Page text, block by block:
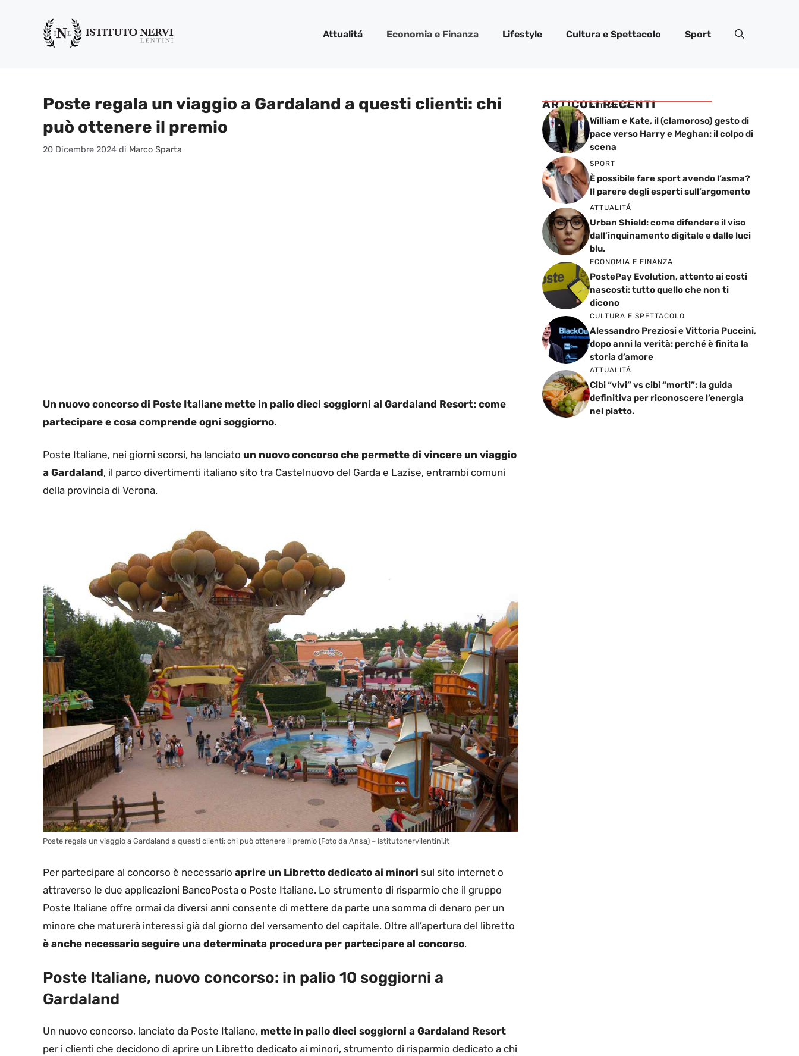
contenuto
Attualitá Economia e Finanza Lifestyle Cultura e Spettacolo Sport
Poste regala un viaggio a Gardaland a questi clienti: chi
può ottenere il premio
20 Dicembre 2024 di Marco Sparta
Un nuovo concorso di Poste Italiane mette in palio dieci soggiorni al Gardaland Resort: come
partecipare e cosa comprende ogni soggiorno.
Poste Italiane, nei giorni scorsi, ha lanciato un nuovo concorso che permette di vincere un viaggio
a Gardaland, il parco divertimenti italiano sito tra Castelnuovo del Garda e Lazise, entrambi comuni
della provincia di Verona.
Poste regala un viaggio a Gardaland a questi clienti: chi può ottenere il premio (Foto da Ansa) – Istitutonervilentini.it
Per partecipare al concorso è necessario aprire un Libretto dedicato ai minori sul sito internet o
attraverso le due applicazioni BancoPosta o Poste Italiane. Lo strumento di risparmio che il gruppo
Poste Italiane offre ormai da diversi anni consente di mettere da parte una somma di denaro per un
minore che maturerà interessi già dal giorno del versamento del capitale. Oltre all’apertura del libretto
è anche necessario seguire una determinata procedura per partecipare al concorso.
Poste Italiane, nuovo concorso: in palio 10 soggiorni a
Gardaland
Un nuovo concorso, lanciato da Poste Italiane, mette in palio dieci soggiorni a Gardaland Resort
per i clienti che decidono di aprire un Libretto dedicato ai minori, strumento di risparmio dedicato a chi
ARTICOLI RECENTI
ATTUALITÁ
William e Kate, il (clamoroso) gesto di
pace verso Harry e Meghan: il colpo di
scena
SPORT
È possibile fare sport avendo l’asma?
Il parere degli esperti sull’argomento
ATTUALITÁ
Urban Shield: come difendere il viso
dall’inquinamento digitale e dalle luci
blu.
ECONOMIA E FINANZA
PostePay Evolution, attento ai costi
nascosti: tutto quello che non ti
dicono
CULTURA E SPETTACOLO
Alessandro Preziosi e Vittoria Puccini,
dopo anni la verità: perché è finita la
storia d’amore
ATTUALITÁ
Cibi “vivi” vs cibi “morti”: la guida
definitiva per riconoscere l’energia
nel piatto.